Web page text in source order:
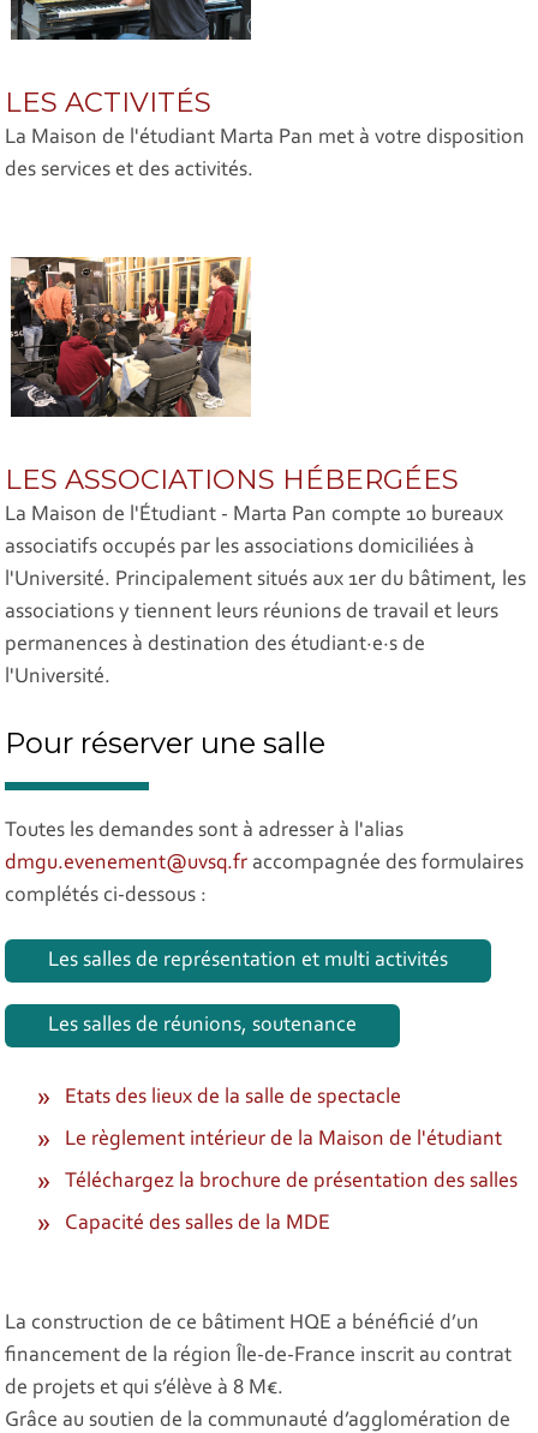
LES ACTIVITÉS
La Maison de l'étudiant Marta Pan met à votre disposition
des services et des activités.
LES ASSOCIATIONS HÉBERGÉES
La Maison de l'Étudiant - Marta Pan compte 10 bureaux
associatifs occupés par les associations domiciliées à
l'Université. Principalement situés aux 1er du bâtiment, les
associations y tiennent leurs réunions de travail et leurs
permanences à destination des étudiant·e·s de
l'Université.
Pour réserver une salle
Toutes les demandes sont à adresser à l'alias
dmgu.evenement@uvsq.fr accompagnée des formulaires
complétés ci-dessous :
Les salles de représentation et multi activités
Les salles de réunions, soutenance
Etats des lieux de la salle de spectacle
Le règlement intérieur de la Maison de l'étudiant
Téléchargez la brochure de présentation des salles
Capacité des salles de la MDE
La construction de ce bâtiment HQE a bénéficié d’un
financement de la région Île-de-France inscrit au contrat
de projets et qui s’élève à 8 M€.
Grâce au soutien de la communauté d’agglomération de